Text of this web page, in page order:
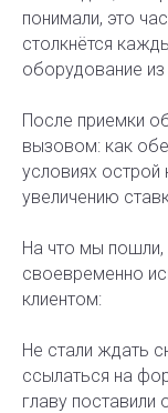
понимали, это
столкнётся
оборудование
После приемки
вызовом: как
условиях острой
увеличению
На что мы пошли,
своевременно
клиентом:
Не стали ждать
ссылаться на
главу поставили